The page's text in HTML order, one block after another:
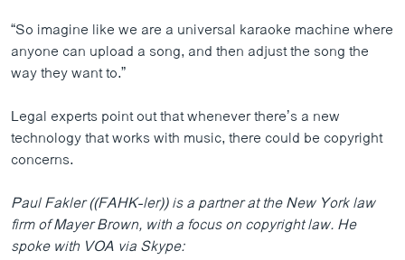
“So imagine like we are a universal karaoke machine where
anyone can upload a song, and then adjust the song the
way they want to.”
Legal experts point out that whenever there’s a new
technology that works with music, there could be copyright
concerns.
Paul Fakler ((FAHK-ler)) is a partner at the New York law
firm of Mayer Brown, with a focus on copyright law. He
spoke with VOA via Skype: